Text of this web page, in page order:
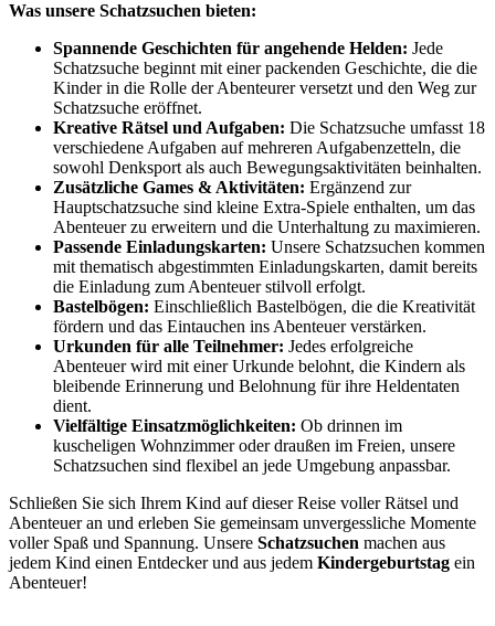
Was unsere Schatzsuchen bieten:
Spannende Geschichten für angehende Helden: Jede
Schatzsuche beginnt mit einer packenden Geschichte, die die
Kinder in die Rolle der Abenteurer versetzt und den Weg zur
Schatzsuche eröffnet.
Kreative Rätsel und Aufgaben: Die Schatzsuche umfasst 18
verschiedene Aufgaben auf mehreren Aufgabenzetteln, die
sowohl Denksport als auch Bewegungsaktivitäten beinhalten.
Zusätzliche Games & Aktivitäten: Ergänzend zur
Hauptschatzsuche sind kleine Extra-Spiele enthalten, um das
Abenteuer zu erweitern und die Unterhaltung zu maximieren.
Passende Einladungskarten: Unsere Schatzsuchen kommen
mit thematisch abgestimmten Einladungskarten, damit bereits
die Einladung zum Abenteuer stilvoll erfolgt.
Bastelbögen: Einschließlich Bastelbögen, die die Kreativität
fördern und das Eintauchen ins Abenteuer verstärken.
Urkunden für alle Teilnehmer: Jedes erfolgreiche
Abenteuer wird mit einer Urkunde belohnt, die Kindern als
bleibende Erinnerung und Belohnung für ihre Heldentaten
dient.
Vielfältige Einsatzmöglichkeiten: Ob drinnen im
kuscheligen Wohnzimmer oder draußen im Freien, unsere
Schatzsuchen sind flexibel an jede Umgebung anpassbar.
Schließen Sie sich Ihrem Kind auf dieser Reise voller Rätsel und
Abenteuer an und erleben Sie gemeinsam unvergessliche Momente
voller Spaß und Spannung. Unsere Schatzsuchen machen aus
jedem Kind einen Entdecker und aus jedem Kindergeburtstag ein
Abenteuer!